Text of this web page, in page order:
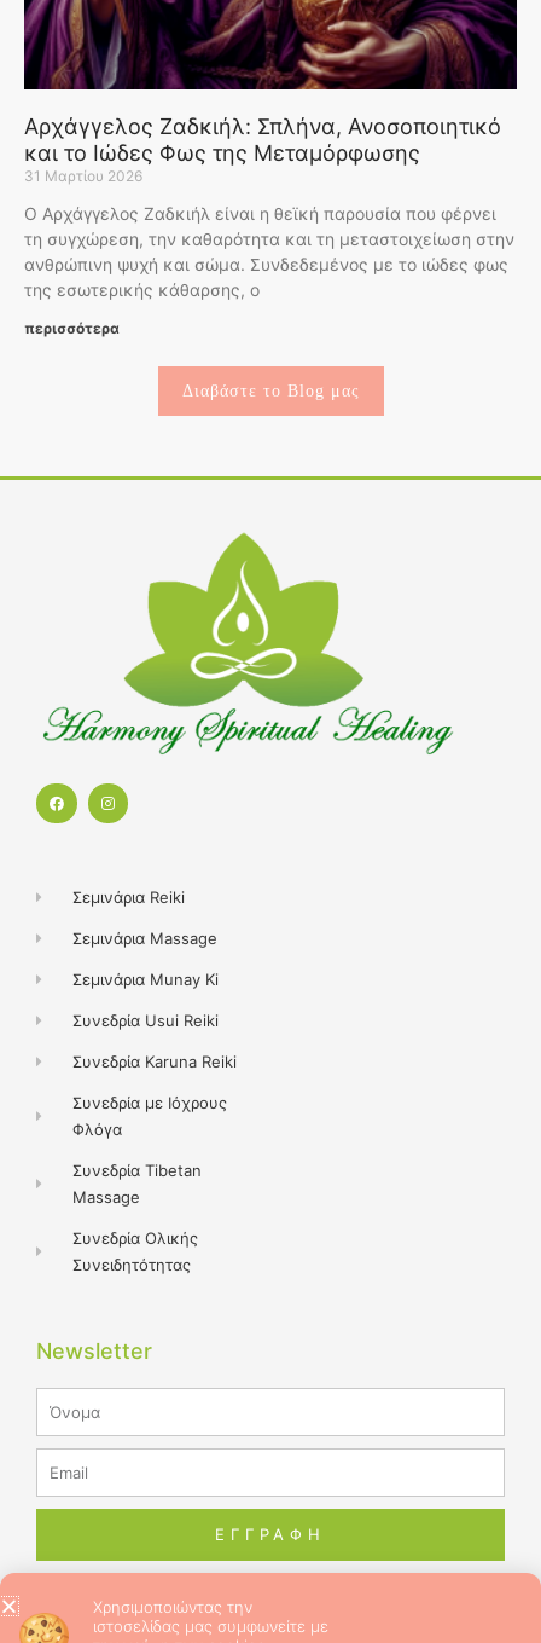
Αρχάγγελος Ζαδκιήλ: Σπλήνα, Ανοσοποιητικό
και το Ιώδες Φως της Μεταμόρφωσης
31 Μαρτίου 2026
Ο Αρχάγγελος Ζαδκιήλ είναι η θεϊκή παρουσία που φέρνει
τη συγχώρεση, την καθαρότητα και τη μεταστοιχείωση στην
ανθρώπινη ψυχή και σώμα. Συνδεδεμένος με το ιώδες φως
της εσωτερικής κάθαρσης, ο
περισσότερα
Διαβάστε το Blog μας
F
a
I
n
m
Σεμινάρια Reiki
Σεμινάρια Massage
Σεμινάρια Munay Ki
Συνεδρία Usui Reiki
Συνεδρία Karuna Reiki
Συνεδρία με Ιόχρους
Φλόγα
Συνεδρία Tibetan
Massage
Συνεδρία Ολικής
Συνειδητότητας
Newsletter
ΕΓΓΡΑΦΗ
© 2026 ALL RIGHTS RESERVED​
Χρησιμοποιώντας την
ιστοσελίδας μας συμφωνείτε με